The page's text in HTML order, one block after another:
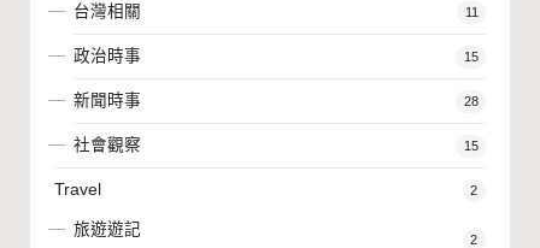
台灣相關 11
政治時事 15
新聞時事 28
社會觀察 15
Travel 2
旅遊遊記
2